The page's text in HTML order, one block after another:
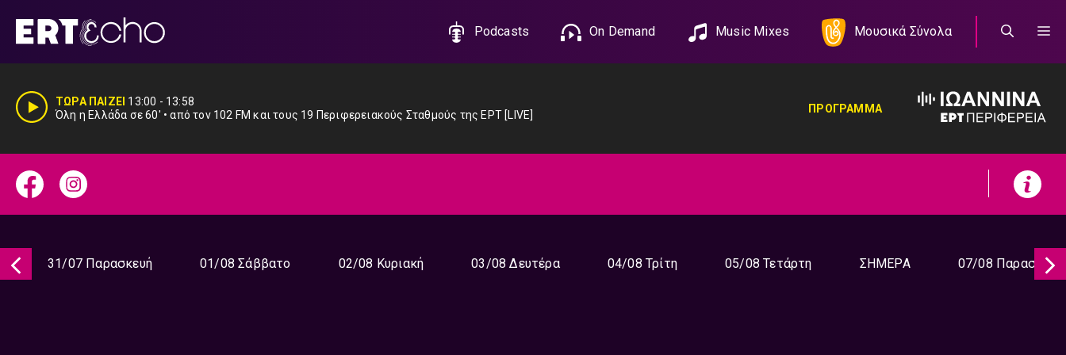
περιεχόμενο
Podcasts On Demand Music Mixes Μουσικά Σύνολα
ΤΩΡΑ ΠΑΙΖΕΙ 13:00 - 13:58
Όλη η Ελλάδα σε 60' • από τον 102 FM και τους 19 Περιφερειακούς Σταθμούς της ΕΡΤ [LIVE]
ΠΡΟΓΡΑΜΜΑ
31/07 Παρασκευή 01/08 Σάββατο 02/08 Κυριακή 03/08 Δευτέρα 04/08 Τρίτη 05/08 Τετάρτη ΣΗΜΕΡΑ 07/08 Παρασκευή